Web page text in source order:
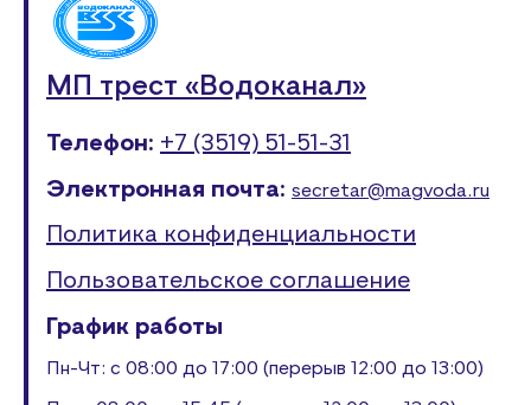
МП трест «Водоканал»
Телефон: +7 (3519) 51-51-31
Электронная почта: secretar@magvoda.ru
Политика конфиденциальности
Пользовательское соглашение
График работы
Пн-Чт: с 08:00 до 17:00 (перерыв 12:00 до 13:00)